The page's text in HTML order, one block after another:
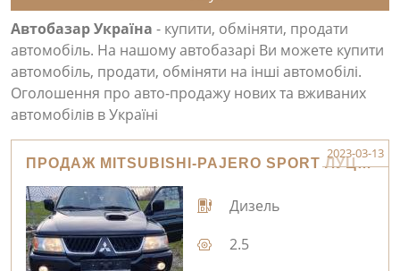
Автобазар Україна - купити, обміняти, продати
автомобіль. На нашому автобазарі Ви можете купити
автомобіль, продати, обміняти на інші автомобілі.
Оголошення про авто-продажу нових та вживаних
автомобілів в Україні
ПРОДАЖ MITSUBISHI-PAJERO SPORT ЛУЦЬК
2023-03-13
Дизель
2.5